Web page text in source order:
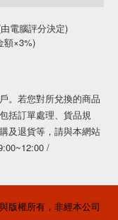
電腦評分決定)
額×3%)
。若您對所兌換的商品
括訂單處理、貨品規
及退貨等，請與本網站
/
版權所有，非經本公司